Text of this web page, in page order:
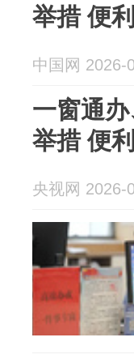
举措 便
中国网 2026-
一窗通
举措 便
央视网 2026-